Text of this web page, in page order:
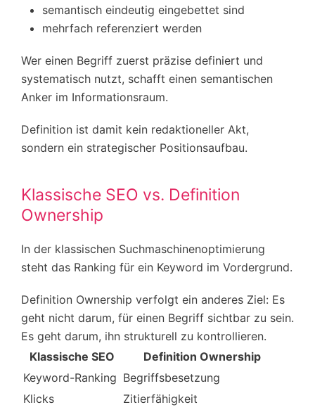
semantisch eindeutig eingebettet sind
mehrfach referenziert werden
Wer einen Begriff zuerst präzise definiert und
systematisch nutzt, schafft einen semantischen
Anker im Informationsraum.
Definition ist damit kein redaktioneller Akt,
sondern ein strategischer Positionsaufbau.
Klassische SEO vs. Definition
Ownership
In der klassischen Suchmaschinenoptimierung
steht das Ranking für ein Keyword im Vordergrund.
Definition Ownership verfolgt ein anderes Ziel: Es
geht nicht darum, für einen Begriff sichtbar zu sein.
Es geht darum, ihn strukturell zu kontrollieren.
Klassische SEO
Definition Ownership
Keyword-Ranking Begriffsbesetzung
Klicks
Zitierfähigkeit